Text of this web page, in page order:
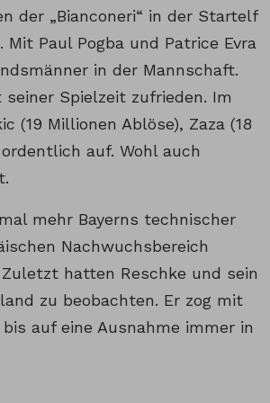
der „Bianconeri“ in der Startelf
Paul Pogba und Patrice Evra
in der Mannschaft.
Spielzeit zufrieden. Im
(19 Millionen Ablöse), Zaza (18
auf. Wohl auch
mehr Bayerns technischer
Nachwuchsbereich
hatten Reschke und sein
zu beobachten. Er zog mit
auf eine Ausnahme immer in